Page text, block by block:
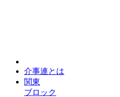
介事連とは
関東
ブロック